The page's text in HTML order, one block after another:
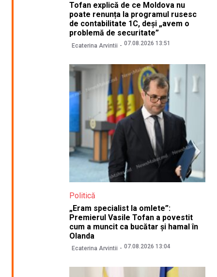
Tofan explică de ce Moldova nu
poate renunța la programul rusesc
de contabilitate 1C, deși „avem o
problemă de securitate”
Ecaterina Arvintii 07.08.2026 13:51
Politică
„Eram specialist la omlete”:
Premierul Vasile Tofan a povestit
cum a muncit ca bucătar și hamal în
Olanda
Ecaterina Arvintii 07.08.2026 13:04